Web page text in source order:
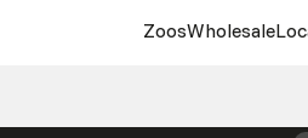
ZoosWholesale